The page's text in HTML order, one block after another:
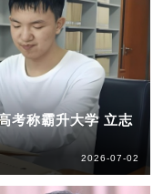
考称霸升大学 立志
2026-07-02